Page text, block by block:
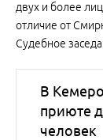
двух и более
отличие от
Судебное
В
приюте
человек